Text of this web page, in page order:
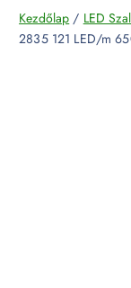
Kezdőlap / LED
2835 121 LED/m